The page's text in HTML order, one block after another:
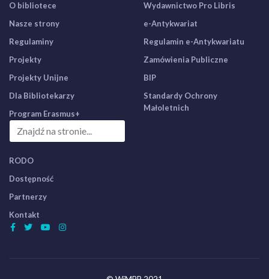
O bibliotece
Nasze strony
Regulaminy
Projekty
Projekty Unijne
Dla Bibliotekarzy
Program Erasmus+
Wydawnictwo Pro Libris
e-Antykwariat
Regulamin e-Antykwariatu
Zamówienia Publiczne
BIP
Standardy Ochrony
Małoletnich
RODO
Dostępność
Partnerzy
Kontakt